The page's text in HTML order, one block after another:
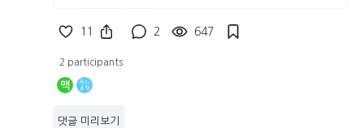
11 2 647
2 participants
맥
댓글 미리보기